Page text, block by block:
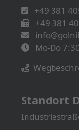
+49 381
+49 381
Mo-Do
Standort